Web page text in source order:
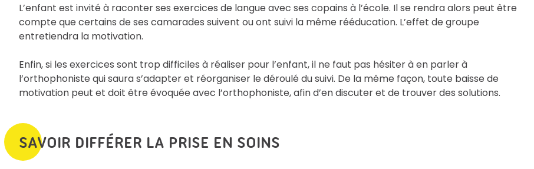
L’enfant est invité à raconter ses exercices de langue avec ses copains à l’école. Il se rendra alors peut être
compte que certains de ses camarades suivent ou ont suivi la même rééducation. L’effet de groupe
entretiendra la motivation.
Enfin, si les exercices sont trop difficiles à réaliser pour l’enfant, il ne faut pas hésiter à en parler à
l’orthophoniste qui saura s’adapter et réorganiser le déroulé du suivi. De la même façon, toute baisse de
motivation peut et doit être évoquée avec l’orthophoniste, afin d’en discuter et de trouver des solutions.
SAVOIR DIFFÉRER LA PRISE EN SOINS